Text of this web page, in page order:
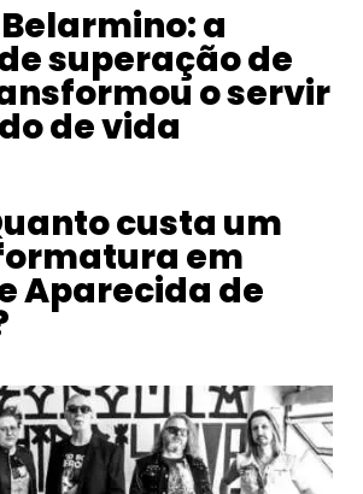
a
superação de
o servir
de vida
custa um
em
Aparecida de